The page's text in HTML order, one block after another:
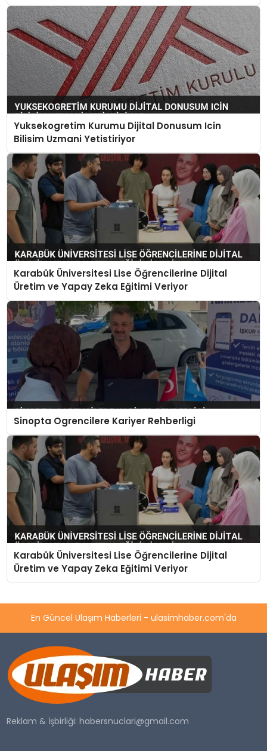
Yuksekogretim Kurumu Dijital Donusum Icin
Bilisim Uzmani Yetistiriyor
Karabük Üniversitesi Lise Öğrencilerine Dijital
Üretim ve Yapay Zeka Eğitimi Veriyor
Sinopta Ogrencilere Kariyer Rehberligi
Karabük Üniversitesi Lise Öğrencilerine Dijital
Üretim ve Yapay Zeka Eğitimi Veriyor
En Güncel Ulaşım Haberleri - ulasimhaber.com'da
Reklam & İşbirliği:habersnuclari@gmail.com